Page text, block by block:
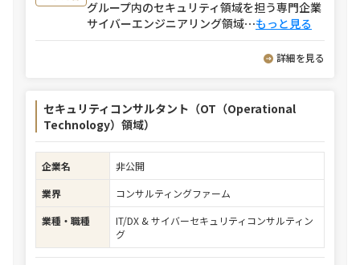
グループ内のセキュリティ領域を担う専門企業
サイバーエンジニアリング領域⋯もっと見る
詳細を見る
セキュリティコンサルタント（OT（Operational
Technology）領域）
企業名
非公開
業界
コンサルティングファーム
業種・職種
IT/DX & サイバーセキュリティコンサルティン
グ